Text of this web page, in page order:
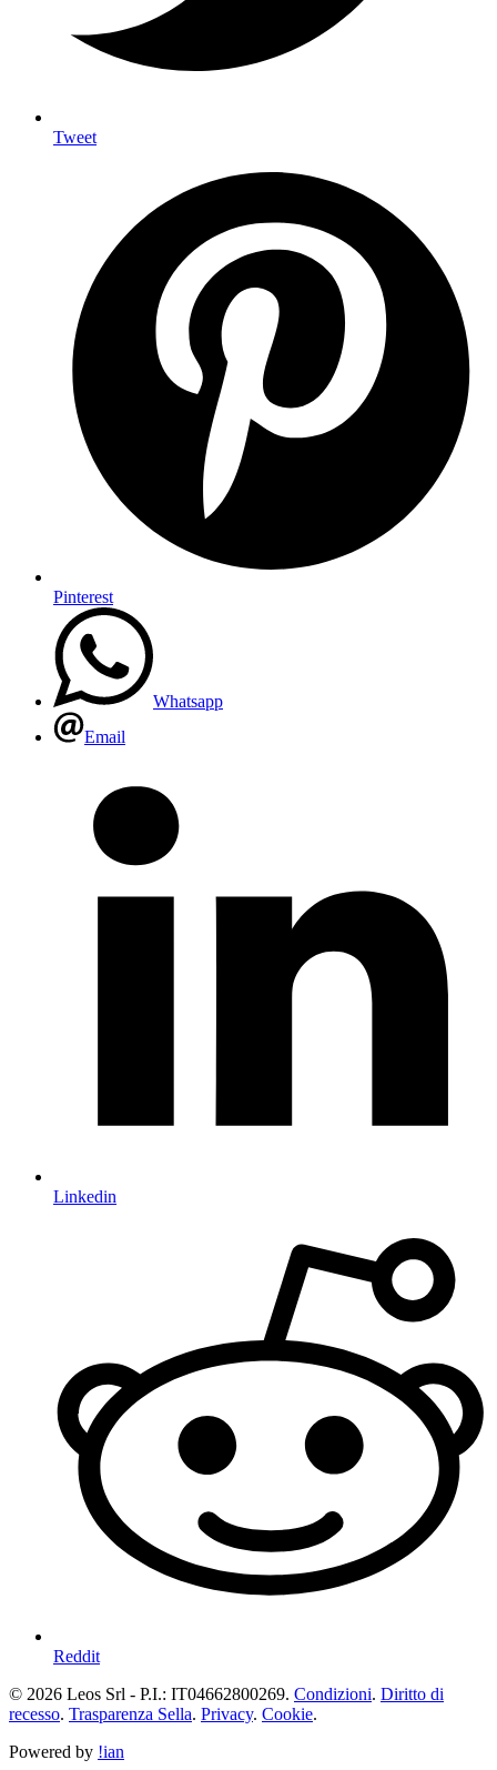
Tweet
Pinterest
Whatsapp
Email
Linkedin
Reddit
© 2026 Leos Srl - P.I.: IT04662800269. Condizioni. Diritto di
recesso. Trasparenza Sella. Privacy. Cookie.
Powered by !ian